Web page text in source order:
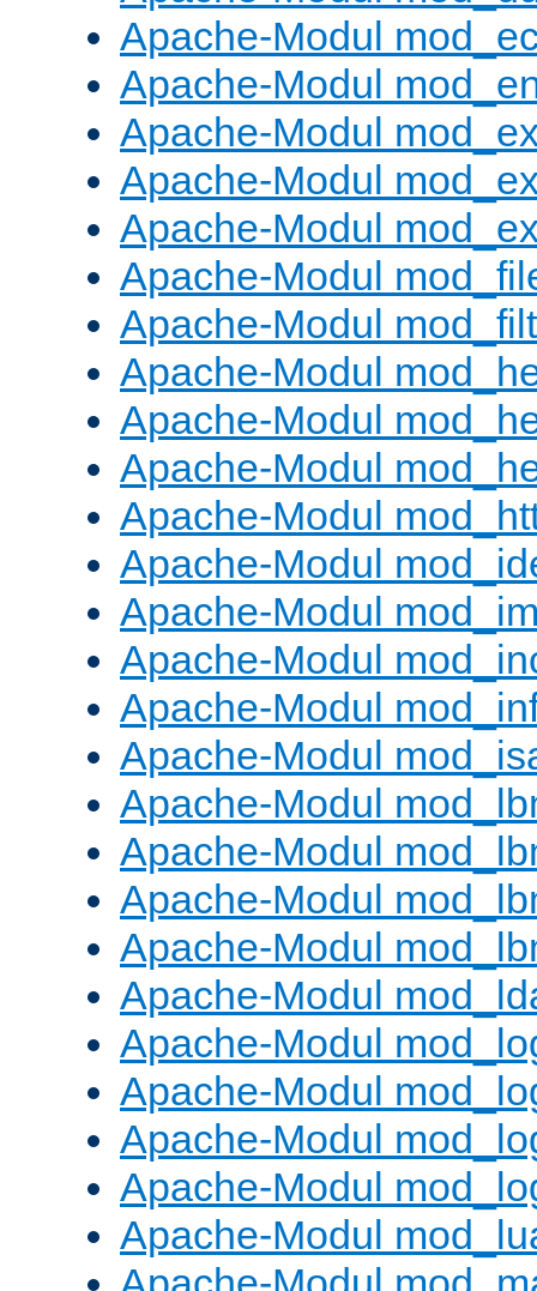
Apache-Modul
Apache-Modul
Apache-Modul
Apache-Modul
Apache-Modul
Apache-Modul
Apache-Modul
Apache-Modul
Apache-Modul
Apache-Modul
Apache-Modul
Apache-Modul
Apache-Modul
Apache-Modul
Apache-Modul
Apache-Modul
Apache-Modul
Apache-Modul
Apache-Modul
Apache-Modul
Apache-Modul
Apache-Modul
Apache-Modul
Apache-Modul
Apache-Modul
Apache-Modul